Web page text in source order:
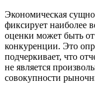
Экономическая
фиксирует наиболее
оценки может быть
конкуренции. Это
подчеркивает, что
не является
совокупности